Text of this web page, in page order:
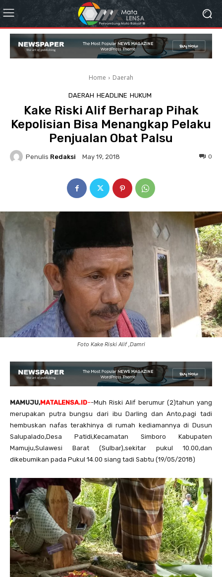
Home Daerah
DAERAH HEADLINE HUKUM
Kake Riski Alif Berharap Pihak
Kepolisian Bisa Menangkap Pelaku
Penjualan Obat Palsu
Penulis Redaksi May 19, 2018 0
Foto Kake Riski Alif ,Damri
MAMUJU,MATALENSA.ID–-Muh Riski Alif berumur (2)tahun yang
merupakan putra bungsu dari ibu Darling dan Anto,pagi tadi
hembuskan nafas terakhinya di rumah kediamannya di Dusun
Salupalado,Desa Patidi,Kecamatan Simboro Kabupaten
Mamuju,Sulawesi Barat (Sulbar),sekitar pukul 10.00,dan
dikebumikan pada Pukul 14.00 siang tadi Sabtu (19/05/2018)